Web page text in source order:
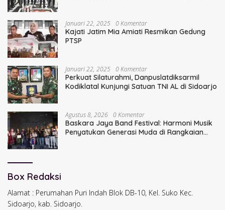
Januari 22, 2025 0 Komentar
Kajati Jatim Mia Amiati Resmikan Gedung
PTSP
Januari 22, 2025 0 Komentar
Perkuat Silaturahmi, Danpuslatdiksarmil
Kodiklatal Kunjungi Satuan TNI AL di Sidoarjo
Agustus 8, 2026 0 Komentar
Baskara Jaya Band Festival: Harmoni Musik
Penyatukan Generasi Muda di Rangkaian
Box Redaksi
Alamat : Perumahan Puri Indah Blok DB-10, Kel. Suko Kec.
Sidoarjo, kab. Sidoarjo.